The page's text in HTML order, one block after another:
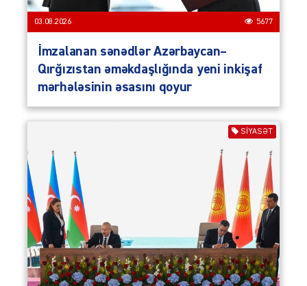
03.08.2026 5677
İmzalanan sənədlər Azərbaycan–
Qırğızıstan əməkdaşlığında yeni inkişaf
mərhələsinin əsasını qoyur
SIYASƏT